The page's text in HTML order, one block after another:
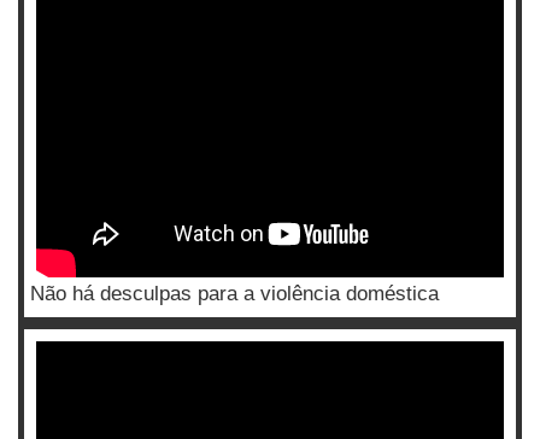
Não há desculpas para a violência doméstica